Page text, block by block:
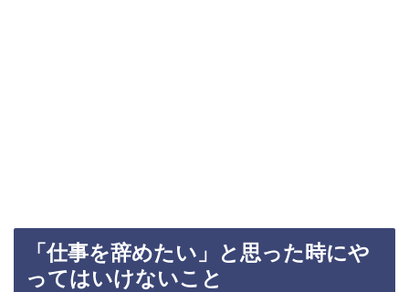
「仕事を辞めたい」と思った時にや
ってはいけないこと